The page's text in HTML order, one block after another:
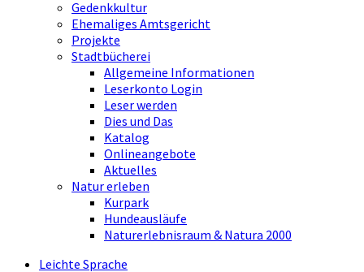
Gedenkkultur
Ehemaliges Amtsgericht
Projekte
Stadtbücherei
Allgemeine Informationen
Leserkonto Login
Leser werden
Dies und Das
Katalog
Onlineangebote
Aktuelles
Natur erleben
Kurpark
Hundeausläufe
Naturerlebnisraum & Natura 2000
Leichte Sprache